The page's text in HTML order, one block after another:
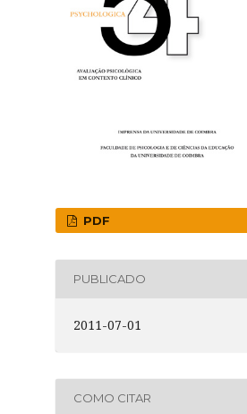
PDF
PUBLICADO
2011-07-01
COMO CITAR